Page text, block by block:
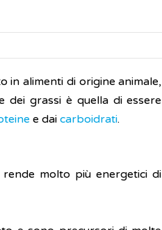
alimenti di origine animale,
dei grassi è quella di essere
e dai carboidrati.
molto più energetici di